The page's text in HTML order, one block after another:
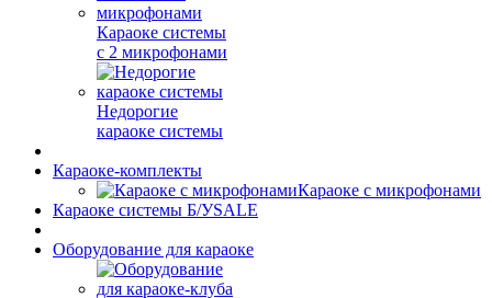
Караоке системы
с 2 микрофонами
Недорогие
караоке системы
Караоке-комплекты
Караоке с микрофонами
Караоке системы Б/УSALE
Оборудование для караоке